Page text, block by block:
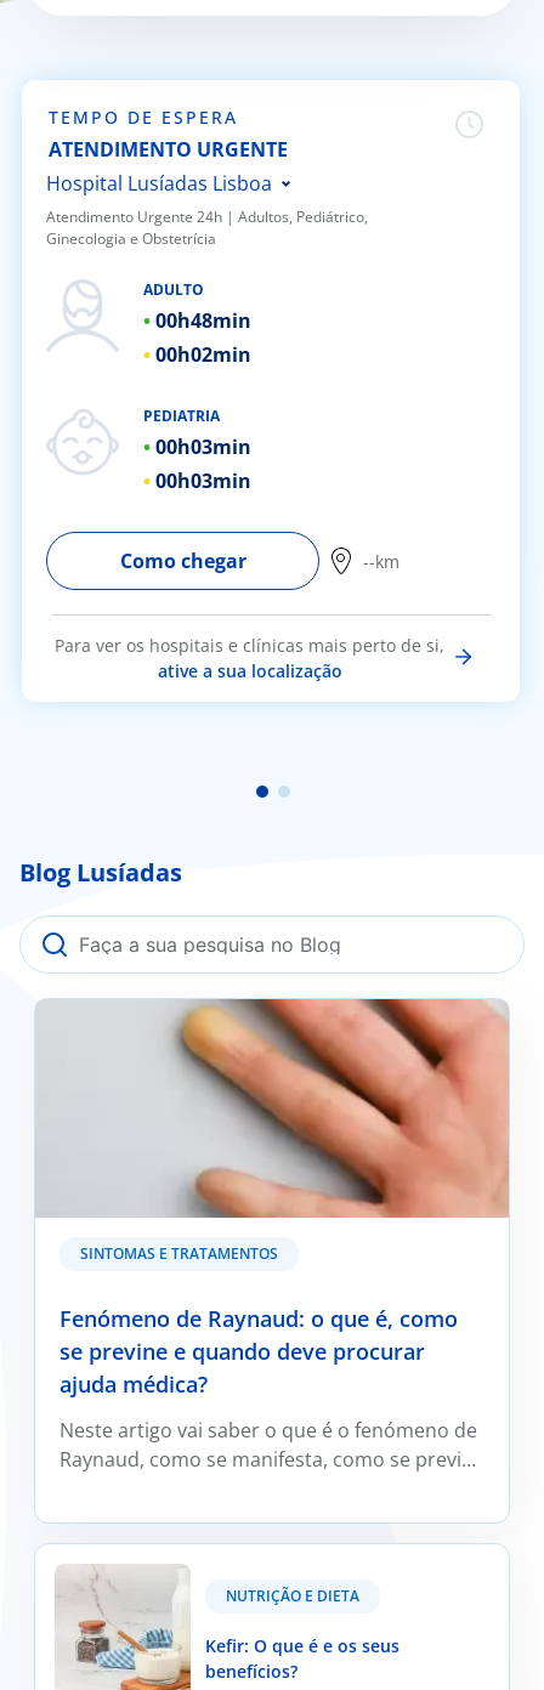
Sport
TEMPO DE ESPERA
ATENDIMENTO URGENTE
Hospital Lusíadas Lisboa
Hospital Lusíadas Porto
Hospital Lusíadas Braga
Hospital Lusíadas Amadora
Hospital Lusíadas Albufeira
Hospital Lusíadas Paços de
Ferreira
Atendimento Urgente 24h | ​Adultos, Pediátrico,
Ginecologia e Obstetrícia
ADULTO
00h48min
00h02min
PEDIATRIA
00h03min
00h03min
Como chegar --km
Para ver os hospitais e clínicas mais perto de si,
ative a sua localização
Blog Lusíadas
SINTOMAS E TRATAMENTOS
Fenómeno de Raynaud: o que é, como
se previne e quando deve procurar
ajuda médica?
Neste artigo vai saber o que é o fenómeno de
Raynaud, como se manifesta, como se previne
por um médico reumatologista.
Fenómeno de Raynaud: o que é, como se previne e
quando deve procurar ajuda médica?
NUTRIÇÃO E DIETA
Kefir: O que é e os seus
benefícios?
Kefir: O que é e os seus benefícios?